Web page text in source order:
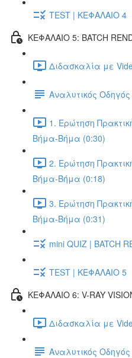
TEST | ΚΕΦΑΛΑΙΟ 4
ΚΕΦΑΛΑΙΟ 5: BATCH
Διδασκαλία με
Αναλυτικός
1. Ερώτηση
Βήμα-Βήμα (0:30)
2. Ερώτηση
Βήμα-Βήμα (0:18)
3. Ερώτηση
Βήμα-Βήμα (0:31)
mini QUIZ | BATCH
TEST | ΚΕΦΑΛΑΙΟ 5
ΚΕΦΑΛΑΙΟ 6: V-RAY
Διδασκαλία με
Αναλυτικός